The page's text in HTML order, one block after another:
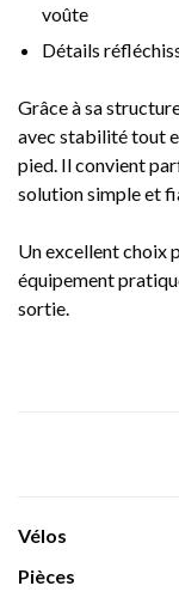
voûte
Détails
Grâce à sa
avec stabilité tout
pied. Il convient
solution simple et
Un excellent choix
équipement
sortie.
Vélos
Pièces